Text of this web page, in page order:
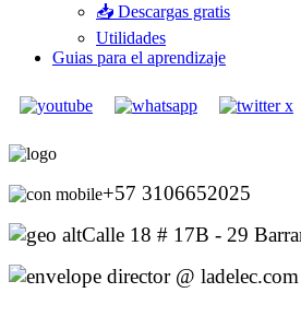
📥 Descargas gratis
Utilidades
Guias para el aprendizaje
+57 3106652025
Calle 18 # 17B - 29
director @ ladelec.com